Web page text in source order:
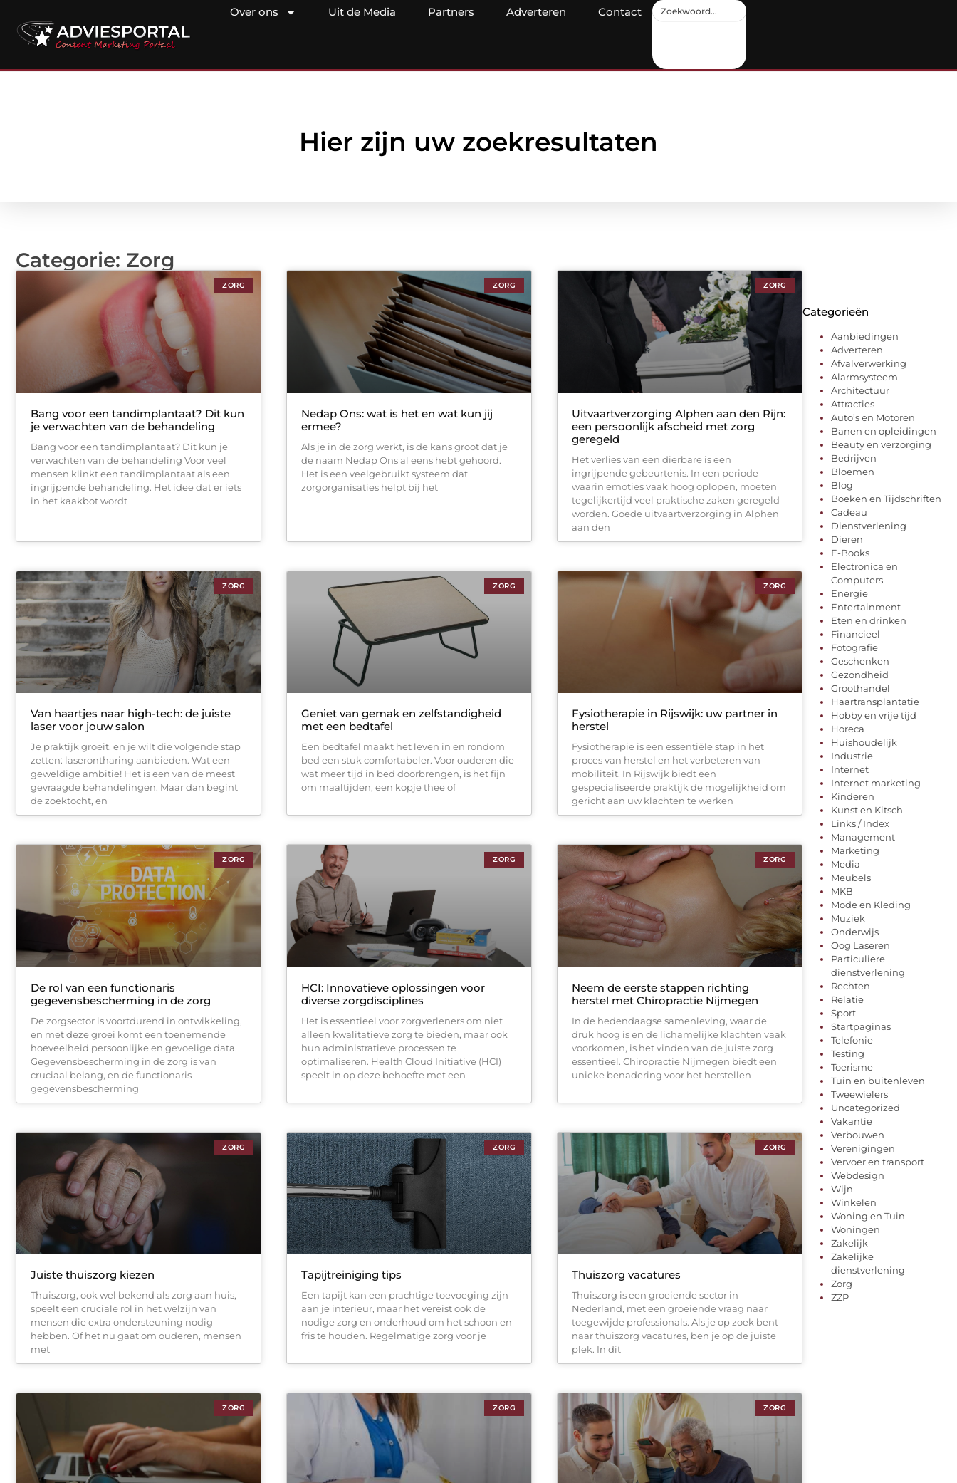
Over ons Uit de Media Partners Adverteren Contact
Hier zijn uw zoekresultaten
Categorie: Zorg
ZORG
Bang voor een tandimplantaat? Dit kun
je verwachten van de behandeling
Bang voor een tandimplantaat? Dit kun je
verwachten van de behandeling Voor veel
mensen klinkt een tandimplantaat als een
ingrijpende behandeling. Het idee dat er iets
in het kaakbot wordt
ZORG
Nedap Ons: wat is het en wat kun jij
ermee?
Als je in de zorg werkt, is de kans groot dat je
de naam Nedap Ons al eens hebt gehoord.
Het is een veelgebruikt systeem dat
zorgorganisaties helpt bij het
ZORG
Uitvaartverzorging Alphen aan den Rijn:
een persoonlijk afscheid met zorg
geregeld
Het verlies van een dierbare is een
ingrijpende gebeurtenis. In een periode
waarin emoties vaak hoog oplopen, moeten
tegelijkertijd veel praktische zaken geregeld
worden. Goede uitvaartverzorging in Alphen
aan den
ZORG
Van haartjes naar high-tech: de juiste
laser voor jouw salon
Je praktijk groeit, en je wilt die volgende stap
zetten: laserontharing aanbieden. Wat een
geweldige ambitie! Het is een van de meest
gevraagde behandelingen. Maar dan begint
de zoektocht, en
ZORG
Geniet van gemak en zelfstandigheid
met een bedtafel
Een bedtafel maakt het leven in en rondom
bed een stuk comfortabeler. Voor ouderen die
wat meer tijd in bed doorbrengen, is het fijn
om maaltijden, een kopje thee of
ZORG
Fysiotherapie in Rijswijk: uw partner in
herstel
Fysiotherapie is een essentiële stap in het
proces van herstel en het verbeteren van
mobiliteit. In Rijswijk biedt een
gespecialiseerde praktijk de mogelijkheid om
gericht aan uw klachten te werken
ZORG
De rol van een functionaris
gegevensbescherming in de zorg
De zorgsector is voortdurend in ontwikkeling,
en met deze groei komt een toenemende
hoeveelheid persoonlijke en gevoelige data.
Gegevensbescherming in de zorg is van
cruciaal belang, en de functionaris
gegevensbescherming
ZORG
HCI: Innovatieve oplossingen voor
diverse zorgdisciplines
Het is essentieel voor zorgverleners om niet
alleen kwalitatieve zorg te bieden, maar ook
hun administratieve processen te
optimaliseren. Health Cloud Initiative (HCI)
speelt in op deze behoefte met een
ZORG
Neem de eerste stappen richting
herstel met Chiropractie Nijmegen
In de hedendaagse samenleving, waar de
druk hoog is en de lichamelijke klachten vaak
voorkomen, is het vinden van de juiste zorg
essentieel. Chiropractie Nijmegen biedt een
unieke benadering voor het herstellen
ZORG
Juiste thuiszorg kiezen
Thuiszorg, ook wel bekend als zorg aan huis,
speelt een cruciale rol in het welzijn van
mensen die extra ondersteuning nodig
hebben. Of het nu gaat om ouderen, mensen
met
ZORG
Tapijtreiniging tips
Een tapijt kan een prachtige toevoeging zijn
aan je interieur, maar het vereist ook de
nodige zorg en onderhoud om het schoon en
fris te houden. Regelmatige zorg voor je
ZORG
Thuiszorg vacatures
Thuiszorg is een groeiende sector in
Nederland, met een groeiende vraag naar
toegewijde professionals. Als je op zoek bent
naar thuiszorg vacatures, ben je op de juiste
plek. In dit
ZORG ZORG ZORG
Categorieën
Aanbiedingen
Adverteren
Afvalverwerking
Alarmsysteem
Architectuur
Attracties
Auto’s en Motoren
Banen en opleidingen
Beauty en verzorging
Bedrijven
Bloemen
Blog
Boeken en Tijdschriften
Cadeau
Dienstverlening
Dieren
E-Books
Electronica en
Computers
Energie
Entertainment
Eten en drinken
Financieel
Fotografie
Geschenken
Gezondheid
Groothandel
Haartransplantatie
Hobby en vrije tijd
Horeca
Huishoudelijk
Industrie
Internet
Internet marketing
Kinderen
Kunst en Kitsch
Links / Index
Management
Marketing
Media
Meubels
MKB
Mode en Kleding
Muziek
Onderwijs
Oog Laseren
Particuliere
dienstverlening
Rechten
Relatie
Sport
Startpaginas
Telefonie
Testing
Toerisme
Tuin en buitenleven
Tweewielers
Uncategorized
Vakantie
Verbouwen
Verenigingen
Vervoer en transport
Webdesign
Wijn
Winkelen
Woning en Tuin
Woningen
Zakelijk
Zakelijke
dienstverlening
Zorg
ZZP